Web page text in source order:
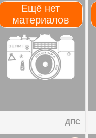
Ещё нет
материалов
ДПС